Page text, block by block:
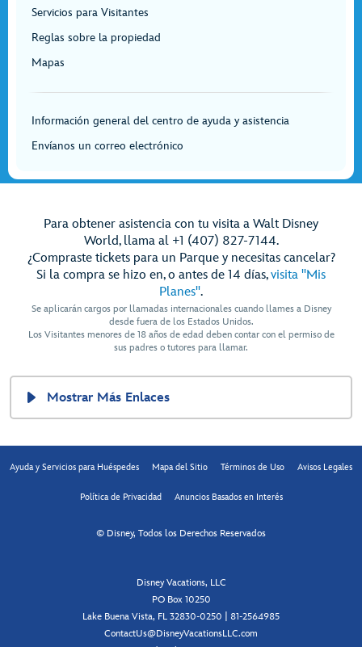
Servicios para Visitantes
Reglas sobre la propiedad
Mapas
Información general del centro de ayuda y asistencia
Envíanos un correo electrónico
Para obtener asistencia con tu visita a Walt Disney
World, llama al +1 (407) 827-7144.
¿Compraste tickets para un Parque y necesitas cancelar?
Si la compra se hizo en, o antes de 14 días,visita "Mis
Planes".
Se aplicarán cargos por llamadas internacionales cuando llames a Disney
desde fuera de los Estados Unidos.
Los Visitantes menores de 18 años de edad deben contar con el permiso de
sus padres o tutores para llamar.
Mostrar Más Enlaces
Ayuda y Servicios para Huéspedes Mapa del Sitio Términos de Uso Avisos Legales
Política de Privacidad Anuncios Basados en Interés
© Disney, Todos los Derechos Reservados
Disney Vacations, LLC
PO Box 10250
Lake Buena Vista, FL 32830-0250 | 81-2564985
ContactUs@DisneyVacationsLLC.com